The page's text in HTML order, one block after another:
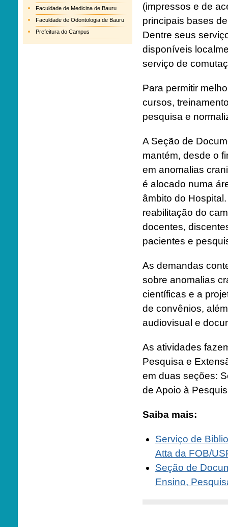
Faculdade de Medicina de Bauru
Faculdade de Odontologia de Bauru
Prefeitura do Campus
(impressos e de
principais bases
Dentre seus
disponíveis
serviço de
Para permitir
cursos,
pesquisa e
A Seção de
mantém, desde o
em anomalias
é alocado numa
âmbito do
reabilitação do
docentes,
pacientes e
As demandas
sobre anomalias
científicas e a
de convênios,
audiovisual e
As atividades
Pesquisa e
em duas seções:
de Apoio à
Saiba mais:
Serviço de
Atta da FOB/
Seção de
Ensino,